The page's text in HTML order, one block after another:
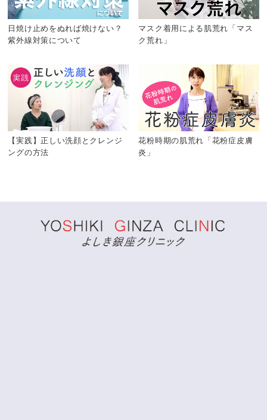
日焼け止めをぬれば焼けない？
紫外線対策について
マスク着用による肌荒れ「マス
ク荒れ」
【実践】正しい洗顔とクレンジ
ングの方法
花粉時期の肌荒れ「花粉症皮膚
炎」